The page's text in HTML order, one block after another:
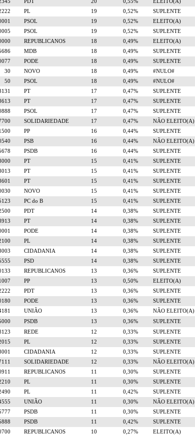
PDT 20 0,55%
ELEITO(A)
PL 19 0,52%
SUPLENTE
PSOL 19 0,52%
ELEITO(A)
PSOL 19 0,52%
SUPLENTE
REPUBLICANOS 18 0,49%
ELEITO(A)
MDB 18 0,49%
SUPLENTE
PODE 18 0,49%
SUPLENTE
30 NOVO 18 0,49%
#NULO#
50 PSOL 18 0,49%
#NULO#
PT 17 0,47%
SUPLENTE
PT 17 0,47%
SUPLENTE
PSOL 17 0,47%
SUPLENTE
SOLIDARIEDADE 17 0,47%
NÃO ELEITO(A)
PP 16 0,44%
SUPLENTE
PSB 16 0,44%
NÃO ELEITO(A)
PSDB 16 0,44%
SUPLENTE
PT 15 0,41%
SUPLENTE
PT 15 0,41%
SUPLENTE
PT 15 0,41%
SUPLENTE
NOVO 15 0,41%
SUPLENTE
PC do B 15 0,41%
SUPLENTE
PDT 14 0,38%
SUPLENTE
PT 14 0,38%
SUPLENTE
PODE 14 0,38%
SUPLENTE
PL 14 0,38%
SUPLENTE
CIDADANIA 14 0,38%
SUPLENTE
PSD 14 0,38%
SUPLENTE
REPUBLICANOS 13 0,36%
SUPLENTE
PP 13 0,50%
ELEITO(A)
PDT 13 0,36%
SUPLENTE
PODE 13 0,36%
SUPLENTE
UNIÃO 13 0,36%
NÃO ELEITO(A)
PSDB 13 0,36%
SUPLENTE
REDE 12 0,33%
SUPLENTE
PL 12 0,33%
SUPLENTE
CIDADANIA 12 0,33%
SUPLENTE
SOLIDARIEDADE 12 0,33%
NÃO ELEITO(A)
REPUBLICANOS 11 0,30%
SUPLENTE
PL 11 0,30%
SUPLENTE
PL 11 0,42%
SUPLENTE
UNIÃO 11 0,30%
NÃO ELEITO(A)
PSDB 11 0,30%
SUPLENTE
PSDB 11 0,42%
SUPLENTE
REPUBLICANOS 10 0,27%
ELEITO(A)